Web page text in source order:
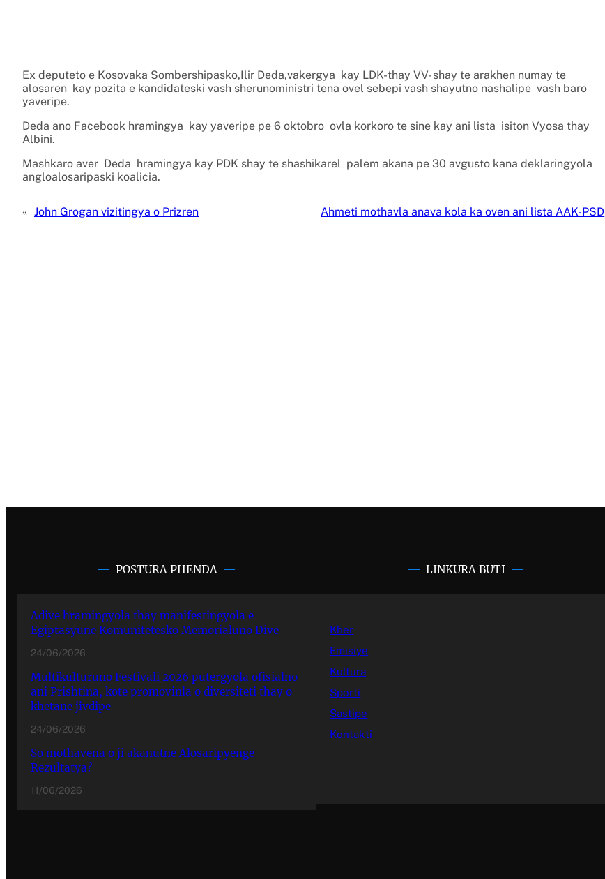
Ex deputeto e Kosovaka Sombershipasko,Ilir Deda,vakergya kay LDK-thay VV- shay te arakhen numay te
alosaren kay pozita e kandidateski vash sherunoministri tena ovel sebepi vash shayutno nashalipe vash baro
yaveripe.
Deda ano Facebook hramingya kay yaveripe pe 6 oktobro ovla korkoro te sine kay ani lista isiton Vyosa thay
Albini.
Mashkaro aver Deda hramingya kay PDK shay te shashikarel palem akana pe 30 avgusto kana deklaringyola
angloalosaripaski koalicia.
« John Grogan vizitingya o Prizren Ahmeti mothavla anava kola ka oven ani lista AAK-PSD
POSTURA PHENDA
Adive hramingyola thay manifestingyola e
Egiptasyune Komunitetesko Memorialuno Dive
24/06/2026
Multikulturuno Festivali 2026 putergyola ofisialno
ani Prishtina, kote promovinla o diversiteti thay o
khetane jivdipe
24/06/2026
So mothavena o ji akanutne Alosaripyenge
Rezultatya?
11/06/2026
LINKURA BUTI
Kher
Emisiye
Kultura
Sporti
Sastipe
Kontakti